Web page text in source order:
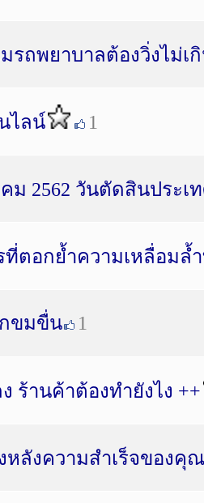
รถพยาบาลต้องวิ่งไม่เ
ไลน์ 1
ม 2562 วันตัดสินประเ
ที่ตอกย้ำความเหลื่อมล้
ขมขื่น 1
ร้านค้าต้องทำยังไง ++
หลังความสำเร็จของคุ